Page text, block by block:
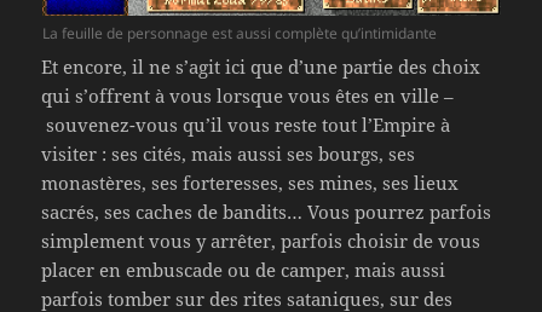
La feuille de personnage est aussi complète qu’intimidante
Et encore, il ne s’agit ici que d’une partie des choix
qui s’offrent à vous lorsque vous êtes en ville –
souvenez-vous qu’il vous reste tout l’Empire à
visiter : ses cités, mais aussi ses bourgs, ses
monastères, ses forteresses, ses mines, ses lieux
sacrés, ses caches de bandits… Vous pourrez parfois
simplement vous y arrêter, parfois choisir de vous
placer en embuscade ou de camper, mais aussi
parfois tomber sur des rites sataniques, sur des